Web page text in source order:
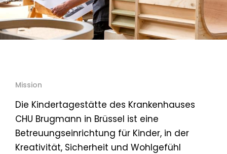
Mission
Die Kindertagestätte des Krankenhauses
CHU Brugmann in Brüssel ist eine
Betreuungseinrichtung für Kinder, in der
Kreativität, Sicherheit und Wohlgefühl